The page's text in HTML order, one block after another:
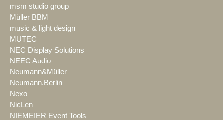
msm studio group
Müller BBM
music & light design
MUTEC
NEC Display Solutions
NEEC Audio
Neumann&Müller
Neumann.Berlin
Nexo
NicLen
NIEMEIER Event Tools